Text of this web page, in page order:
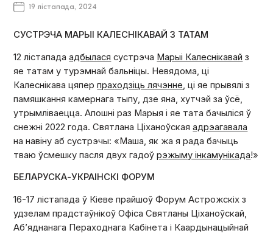
19 лістапада, 2024
СУСТРЭЧА МАРЫІ КАЛЕСНІКАВАЙ З ТАТАМ
12 лістападаадбылася сустрэча Марыі Калеснікавай з
яе татам у турэмнай бальніцы. Невядома, ці
Калеснікава цяперпраходзіць лячэнне, ці яе прывялі з
памяшкання камернага тыпу, дзе яна, хутчэй за ўсё,
утрымліваецца. Апошні раз Марыя і яе тата бачыліся ў
снежні 2022 года. Святлана Ціханоўскаяадрэагавала
на навіну аб сустрэчы: «Маша, як жа я рада бачыць
тваю ўсмешку пасля двух гадоўрэжыму інкамунікада!»
БЕЛАРУСКА-УКРАІНСКІ ФОРУМ
16-17 лістапада ў Кіеве прайшоў Форум Астрожскіх з
удзелам прадстаўнікоў Офіса Святланы Ціханоўскай,
Аб’яднанага Пераходнага Кабінета і Каардынацыйнай